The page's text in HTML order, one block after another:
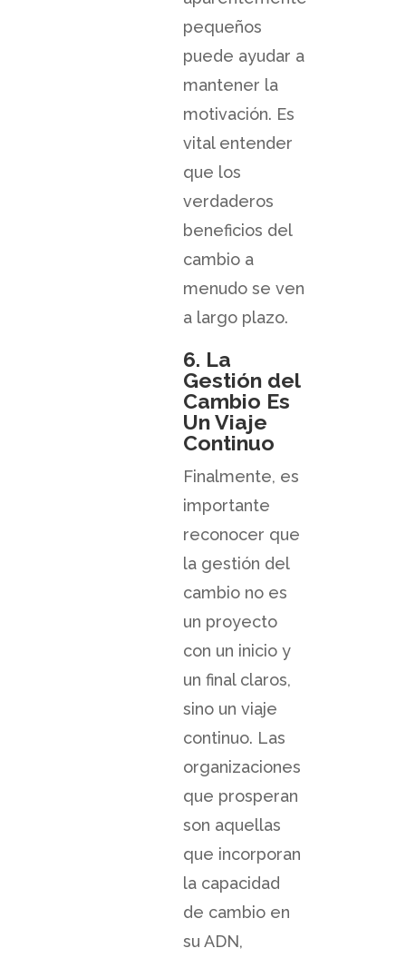
pequeños
puede ayudar a
mantener la
motivación. Es
vital entender
que los
verdaderos
beneficios del
cambio a
menudo se ven
a largo plazo.
6. La
Gestión del
Cambio Es
Un Viaje
Continuo
Finalmente, es
importante
reconocer que
la gestión del
cambio no es
un proyecto
con un inicio y
un final claros,
sino un viaje
continuo. Las
organizaciones
que prosperan
son aquellas
que incorporan
la capacidad
de cambio en
su ADN,